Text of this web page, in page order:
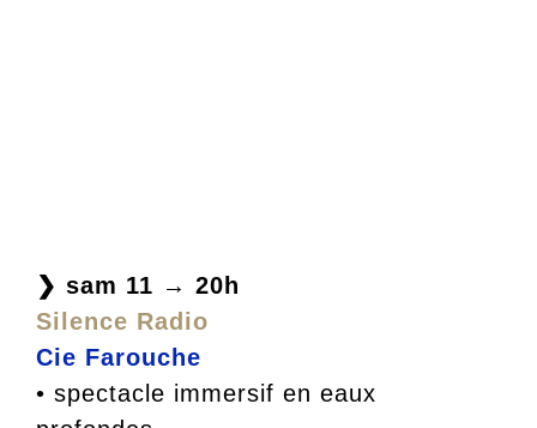
❯ sam 11 → 20h
Silence Radio
Cie Farouche
• spectacle immersif en eaux